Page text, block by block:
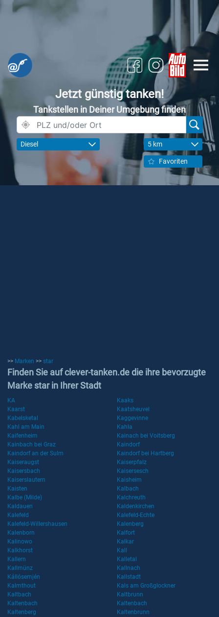
Jetzt günstig tanken!
Tankstellen in Deiner Umgebung finden
Diesel 5 km
Favoriten
>> Marken >> star
Finden Sie auf clever-tanken.de die ihre bevorzugte
Marke star in Ihrer Stadt
KA
Kaaks
Kaarst
Kaatsheuvel
Kabelsketal
Kaggevinne
Kahl am Main
Kahla
Kaifenheim
Kainach bei Voitsberg
Kainbach bei Graz
Kaindorf
Kaindorf an der Sulm
Kaindorf bei Hartberg
Kaiseraugst
Kaiserpfalz
Kaisersbach
Kaisersesch
Kaiserslautern
Kaisheim
Kaisten
Kalbach
Kalbe (Milde)
Kalchreuth
Kaldauen
Kaldenkirchen
Kalefeld
Kalefeld-Echte
Kalefeld-Willershausen
Kalenberg
Kalenborn
Kalfort
Kalinowo
Kalkar
Kalkhorst
Kall
Kallern
Kalletal
Kallmünz
Kallnach
Kállósemjén
Kallstadt
Kalmthout
Kals am Großglockner
Kaltbach
Kaltbrunn
Kaltenbach
Kaltenbach
Kaltenberg
Kaltenbrunn